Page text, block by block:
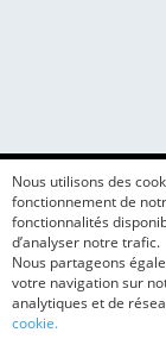
Nous utilisons des
fonctionnement de
fonctionnalités
d’analyser notre trafic.
Nous partageons
votre navigation sur
analytiques et de
cookie.